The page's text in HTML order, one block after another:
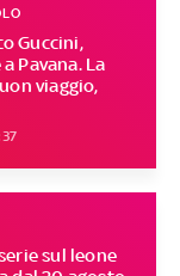
Guccini,
Pavana. La
viaggio,
sul leone